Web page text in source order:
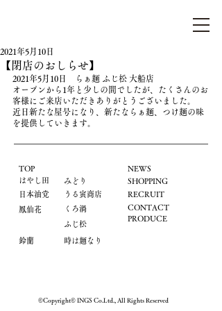
【閉店のおしらせ】
2021年5月10日
2021年5月10日　らぁ麺 ふじ松 大船店
オープンから1年と少しの間でしたが、たくさんのお
客様にご来店いただきありがとうございました。
​近日新たな屋号になり、新たならぁ麺、つけ麺の味
を提供していきます。
TOP
はやし田
​日本油党
鳳仙花
くろ渦
​みどり
うる寅商店
ふじ松
鈴蘭 時は麺なり
NEWS
​SHOPPING
​RECRUIT
CONTACT
PRODUCE
©Copyright© INGS Co.Ltd., All Rights Reserved